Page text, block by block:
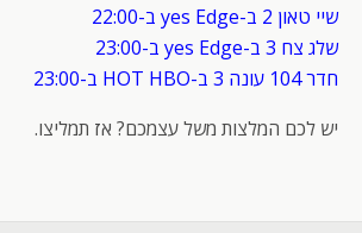
שיי טאון 2 ב-yes Edge ב-22:00
שלג צח 3 ב-yes Edge ב-23:00
חדר 104 עונה 3 ב-HOT HBO ב-23:00
יש לכם המלצות משל עצמכם? אז תמליצו.